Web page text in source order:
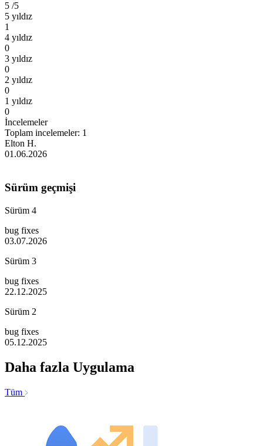
5 /5
5 yıldız
1
4 yıldız
0
3 yıldız
0
2 yıldız
0
1 yıldız
0
İncelemeler
Toplam incelemeler: 1
Elton H.
01.06.2026
Sürüm geçmişi
Sürüm 4
bug fixes
03.07.2026
Sürüm 3
bug fixes
22.12.2025
Sürüm 2
bug fixes
05.12.2025
Daha fazla Uygulama
Tüm